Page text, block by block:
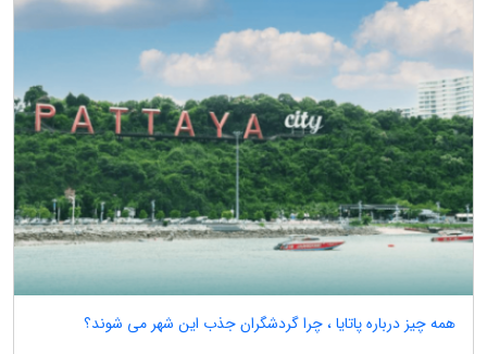
همه چیز درباره پاتایا ، چرا گردشگران جذب این شهر می شوند؟